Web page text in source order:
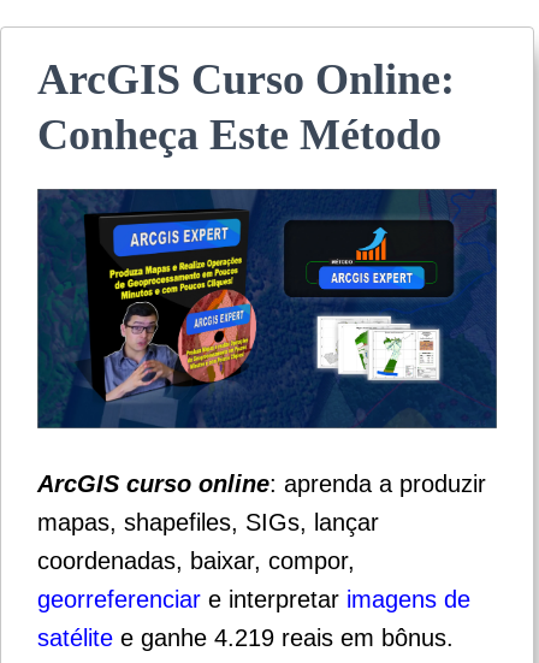
ArcGIS Curso Online:
Conheça Este Método
ArcGIS curso online: aprenda a produzir
mapas, shapefiles, SIGs, lançar
coordenadas, baixar, compor,
georreferenciar e interpretar imagens de
satélite e ganhe 4.219 reais em bônus.